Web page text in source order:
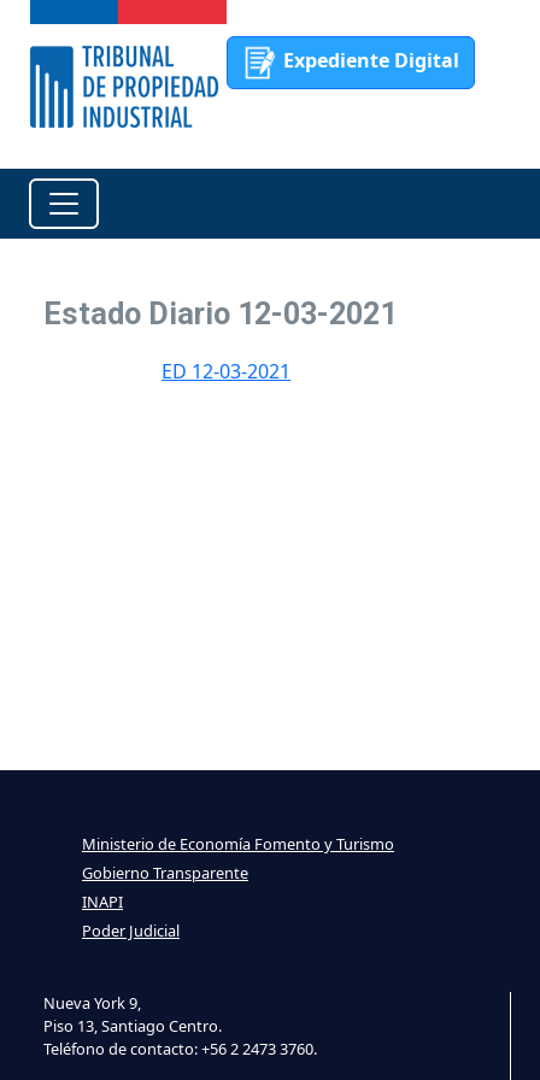
Expediente Digital
Estado Diario 12-03-2021
ED 12-03-2021
Nueva York 9,
Piso 13, Santiago Centro.
Teléfono de contacto: +56 2 2473 3760.
Ministerio de Economía Fomento y Turismo
Gobierno Transparente
INAPI
Poder Judicial